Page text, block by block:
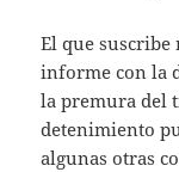
El que
informe con la
la premura del
detenimiento
algunas otras